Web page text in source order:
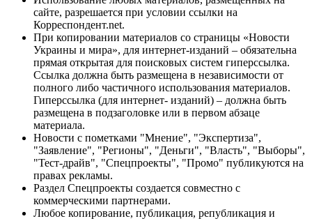
сайте, разрешается при условии ссылки на
Корреспондент.net.
При копировании материалов со страницы «Новости
Украины и мира», для интернет-изданий – обязательна
прямая открытая для поисковых систем гиперссылка.
Ссылка должна быть размещена в независимости от
полного либо частичного использования материалов.
Гиперссылка (для интернет- изданий) – должна быть
размещена в подзаголовке или в первом абзаце
материала.
Новости с пометками "Мнение", "Экспертиза",
"Заявление", "Регионы", "Деньги", "Власть", "Выборы",
"Тест-драйв", "Спецпроекты", "Промо" публикуются на
правах рекламы.
Раздел Спецпроекты создается совместно с
коммерческими партнерами.
Любое копирование, публикация, републикация и